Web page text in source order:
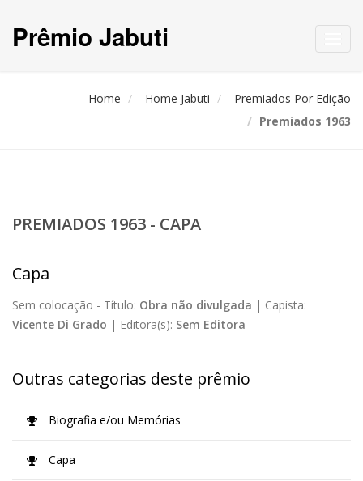
Prêmio Jabuti
Home Home Jabuti
Premiados Por Edição
Premiados 1963
PREMIADOS 1963 - CAPA
Capa
Sem colocação - Título: Obra não divulgada | Capista:
Vicente Di Grado | Editora(s): Sem Editora
Outras categorias deste prêmio
Biografia e/ou Memórias
Capa